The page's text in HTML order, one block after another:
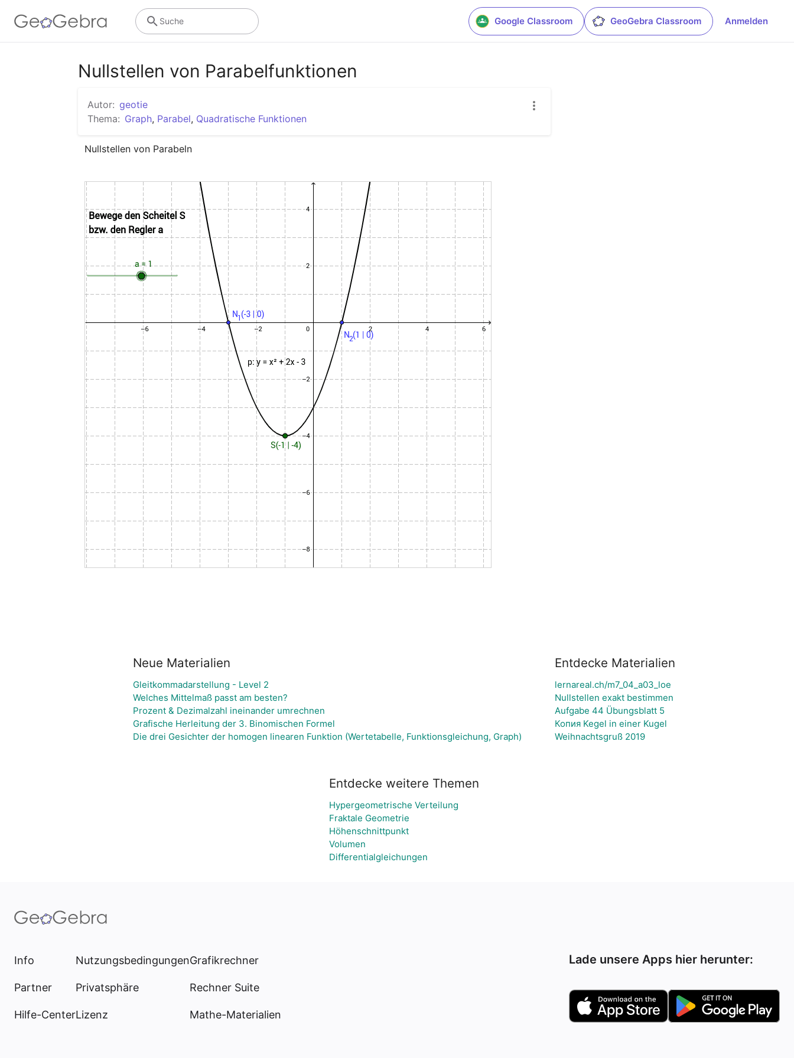
Google Classroom GeoGebra Classroom Anmelden
Suche
Nullstellen von Parabelfunktionen
Autor: geotie
Thema: Graph, Parabel, Quadratische Funktionen
Nullstellen von Parabeln
Neue Materialien
Gleitkommadarstellung - Level 2
Welches Mittelmaß passt am besten?
Prozent & Dezimalzahl ineinander umrechnen
Grafische Herleitung der 3. Binomischen Formel
Die drei Gesichter der homogen linearen Funktion (Wertetabelle, Funktionsgleichung, Graph)
Entdecke Materialien
lernareal.ch/m7_04_a03_loe
Nullstellen exakt bestimmen
Aufgabe 44 Übungsblatt 5
Копия Kegel in einer Kugel
Weihnachtsgruß 2019
Entdecke weitere Themen
Hypergeometrische Verteilung
Fraktale Geometrie
Höhenschnittpunkt
Volumen
Differentialgleichungen
Info
Partner
Hilfe-Center
Nutzungsbedingungen
Privatsphäre
Lizenz
Grafikrechner
Rechner Suite
Mathe-Materialien
Lade unsere Apps hier herunter: